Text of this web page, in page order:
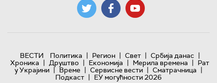
ВЕСТИ Политика | Регион | Свет | Србија данас |
Хроника | Друштво | Економија | Мерила времена | Рат
у Украјини | Време | Сервисне вести | Сматрачница |
Подкаст | ЕУ могућности 2026